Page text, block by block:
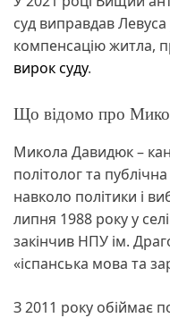
суд виправдав
компенсацію житла,
вирок суду.
Що відомо про
Микола Давидюк –
політолог та
навколо політики і
липня 1988 року у
закінчив НПУ ім.
«іспанська мова та
З 2011 року обіймає